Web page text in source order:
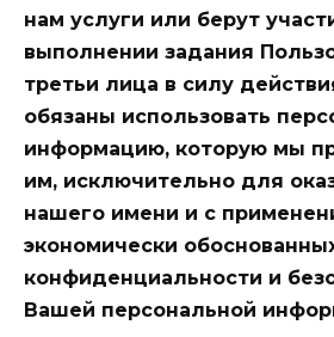
нам услуги или берут
выполнении задания
третьи лица в силу
обязаны использовать
информацию, которую мы
им, исключительно для
нашего имени и с
экономически
конфиденциальности и
Вашей персональной